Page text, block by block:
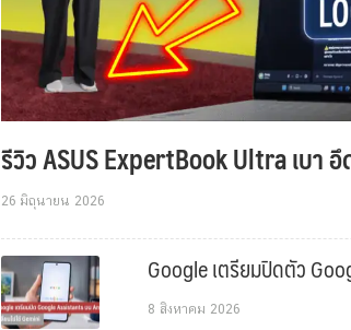
รีวิว ASUS ExpertBook Ultra เบา
26 มิถุนายน 2026
Google เตรียมปิดตัว
8 สิงหาคม 2026